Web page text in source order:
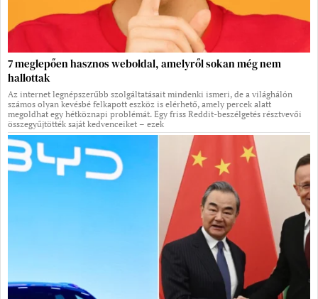
7 meglepően hasznos weboldal, amelyről sokan még nem
hallottak
Az internet legnépszerűbb szolgáltatásait mindenki ismeri, de a világhálón
számos olyan kevésbé felkapott eszköz is elérhető, amely percek alatt
megoldhat egy hétköznapi problémát. Egy friss Reddit-beszélgetés résztvevői
összegyűjtötték saját kedvenceiket – ezek